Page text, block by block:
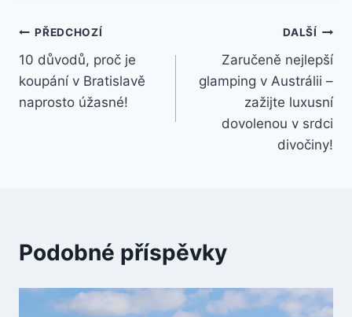
Navigace
pro
příspěvek
PŘEDCHOZÍ
10 důvodů, proč je
koupání v Bratislavě
naprosto úžasné!
DALŠÍ
Zaručeně nejlepší
glamping v Austrálii –
zažijte luxusní
dovolenou v srdci
divočiny!
Podobné příspěvky